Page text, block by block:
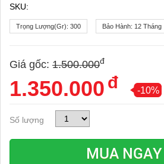
SKU:
Trọng Lượng(gr): 300 Bảo Hành: 12 Tháng
Giá gốc: 1.500.000đ
1.350.000 đ -10%
Số lượng
MUA NGAY